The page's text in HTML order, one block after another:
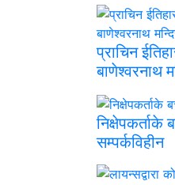
प्राचिन
बाणेश्वरनाथ
निक्षेपकर्ताके
सम्पर्कविहीन